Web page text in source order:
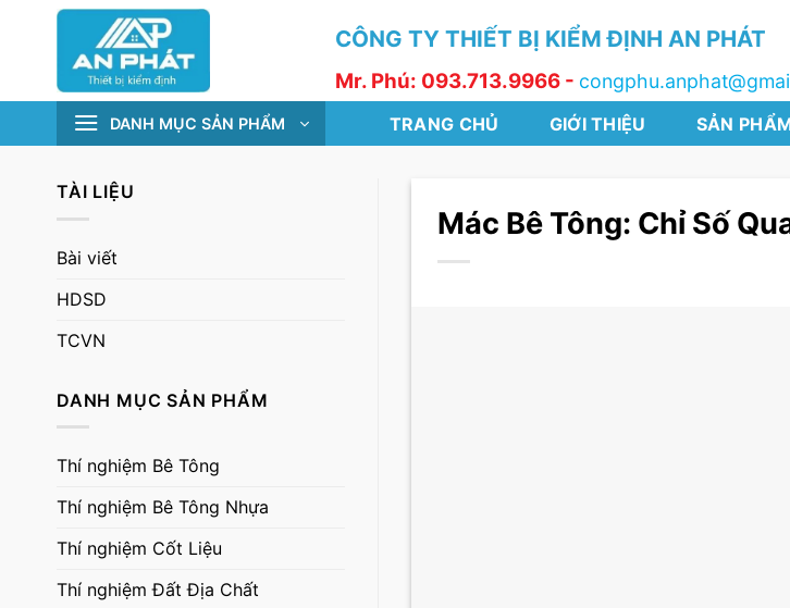
CÔNG TY THIẾT BỊ KIỂM ĐỊNH AN PHÁT
Mr. Phú: 093.713.9966 -
DANH MỤC SẢN PHẨM TRANG CHỦ GIỚI THIỆU SẢN
TÀI LIỆU
Bài viết
HDSD
TCVN
DANH MỤC SẢN PHẨM
Thí nghiệm Bê Tông
Thí nghiệm Bê Tông Nhựa
Thí nghiệm Cốt Liệu
Thí nghiệm Đất Địa Chất
Mác Bê Tông: Chỉ Số